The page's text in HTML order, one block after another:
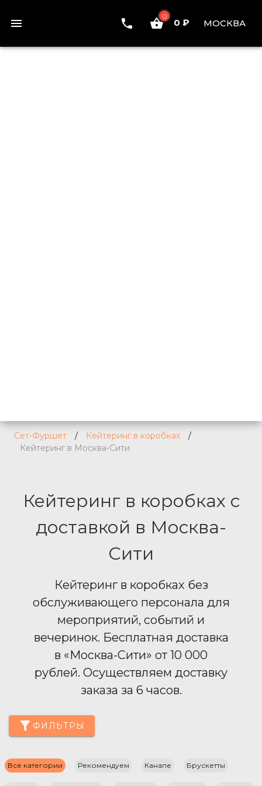
0
0 ₽ МОСКВА
Сет-Фуршет / Кейтеринг в коробках
/
Кейтеринг в Москва-Сити
Кейтеринг в коробках с
доставкой в Москва-
Сити
Кейтеринг в коробках без
обслуживающего персонала для
мероприятий, событий и
вечеринок. Бесплатная доставка
в «Москва-Сити» от 10 000
рублей. Осуществляем доставку
заказа за 6 часов.
ФИЛЬТРЫ
Все категории Рекомендуем Канапе Брускетты